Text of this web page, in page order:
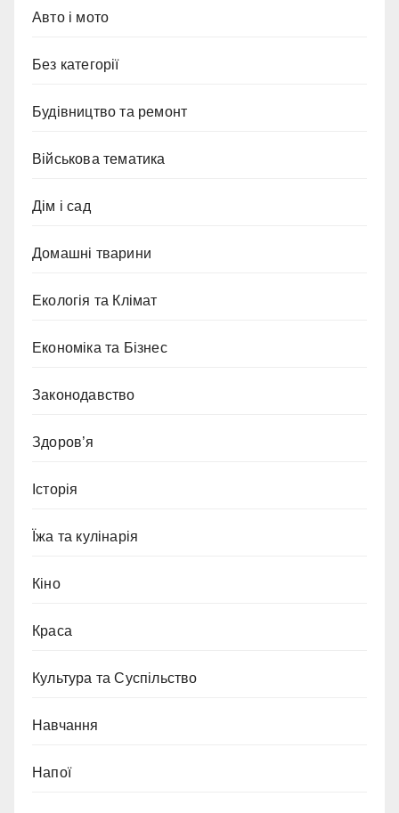
Авто і мото
Без категорії
Будівництво та ремонт
Військова тематика
Дім і сад
Домашні тварини
Екологія та Клімат
Економіка та Бізнес
Законодавство
Здоров’я
Історія
Їжа та кулінарія
Кіно
Краса
Культура та Суспільство
Навчання
Напої